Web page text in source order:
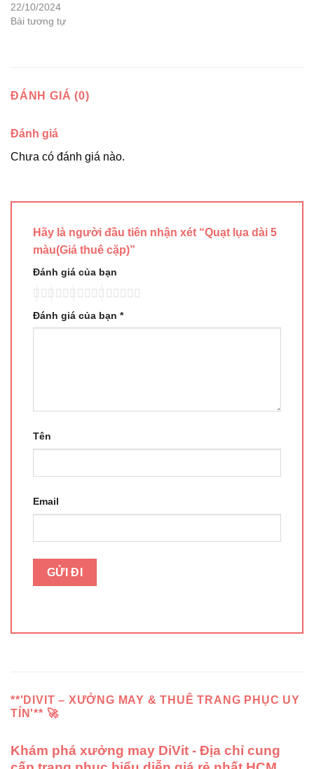
22/10/2024
Bài tương tự
ĐÁNH GIÁ (0)
Đánh giá
Chưa có đánh giá nào.
Hãy là người đầu tiên nhận xét “Quạt lụa dài 5
màu(Giá thuê cặp)”
Đánh giá của bạn
Đánh giá của bạn *
Tên
Email
**'DIVIT – XƯỞNG MAY & THUÊ TRANG PHỤC UY
TÍN'** 🚀
Khám phá xưởng may DiVit - Địa chỉ cung